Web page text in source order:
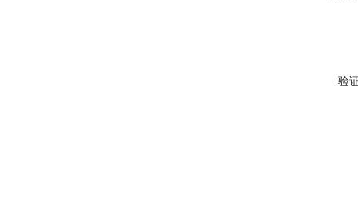
验